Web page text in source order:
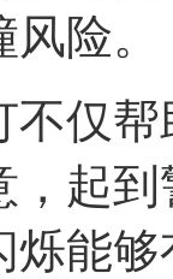
险。
不仅
，起
烁能